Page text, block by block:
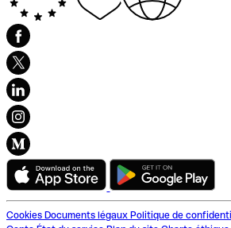
Cookies Documents légaux Politique de